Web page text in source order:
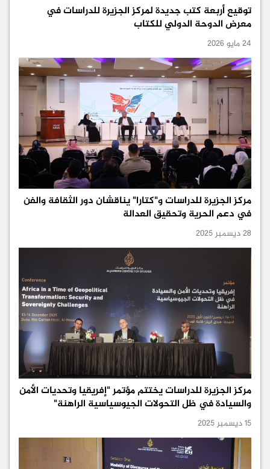
توقيع أربعة كتب جديدة لمركز الجزيرة للدراسات في
معرض الدوحة الدولي للكتاب
24 مايو 2026
مركز الجزيرة للدراسات و"كتارا" يناقشان دور الثقافة والفن
في دعم الحرية وتحقيق العدالة
28 ديسمبر 2025
مركز الجزيرة للدراسات يختتم مؤتمر "إفريقيا وتحديات الأمن
والسيادة في ظل التحولات الجيوسياسية الراهنة"
15 ديسمبر 2025